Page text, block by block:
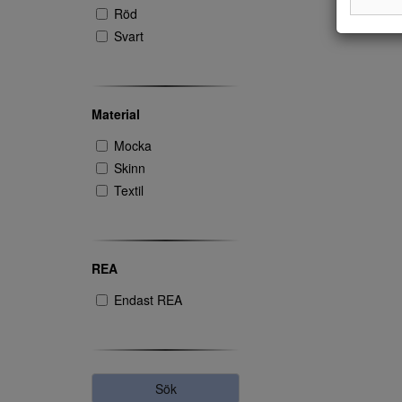
Röd
Svart
Material
Mocka
Skinn
Textil
REA
Endast REA
Sök